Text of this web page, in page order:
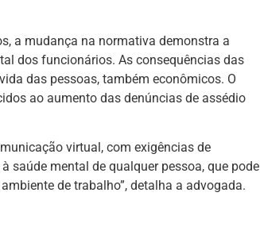
a mudança na normativa demonstra a
dos funcionários. As consequências das
das pessoas, também econômicos. O
ao aumento das denúncias de assédio
virtual, com exigências de
saúde mental de qualquer pessoa, que pode
de trabalho”, detalha a advogada.